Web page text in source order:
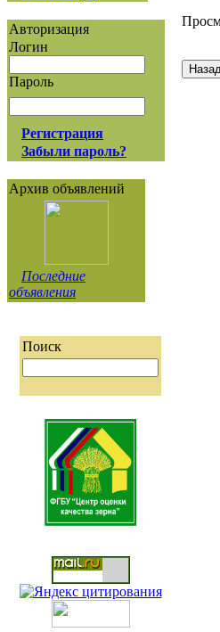
Авторизация
Логин
Пароль
Регистрация
Забыли пароль?
Архив объявлений
Последние
объявления
Поиск